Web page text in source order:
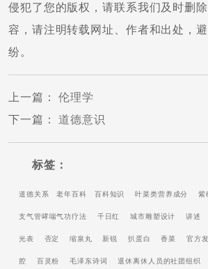
侵犯了您的版权，请联系我们及时删
容，请注明转载网址、作者和出处，
纷。
上一篇 ：伦理学
下一篇 ：道德意识
标签：
道德关系 老年百科 百科知识 叶菜类营养成分 紫
支气管哮喘气功疗法 千日红 城市雕塑设计 讲述
光表 否定 缩泉丸 新锐 扒蛋白 香菜 官方
腔 百灵粉 毛泽东诗词 退休离休人员的社团组织